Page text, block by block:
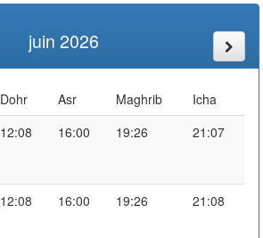
juin 2026
Dohr Asr Maghrib
Icha
12:08 16:00 19:26 21:07
12:08 16:00 19:26 21:08